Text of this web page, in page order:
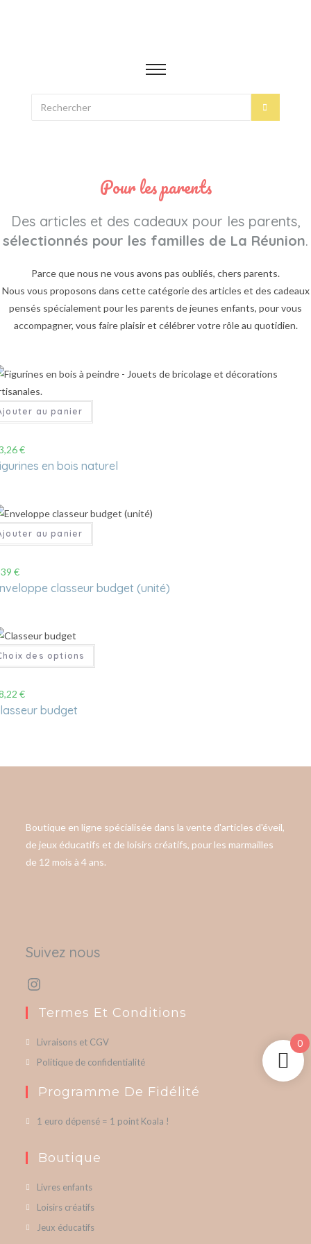
Pour les parents
Des articles et des cadeaux pour les parents,
sélectionnés pour les familles de La Réunion.
Parce que nous ne vous avons pas oubliés, chers parents.
Nous vous proposons dans cette catégorie des articles et des cadeaux
pensés spécialement pour les parents de jeunes enfants, pour vous
accompagner, vous faire plaisir et célébrer votre rôle au quotidien.
au panier
€
en bois naturel
au panier
€
classeur budget (unité)
des options
€
budget
Boutique en ligne spécialisée dans la vente d'articles d'éveil,
de jeux éducatifs et de loisirs créatifs, pour les marmailles
de 12 mois à 4 ans.
Suivez nous
Termes Et Conditions
Livraisons et CGV
Politique de confidentialité
Programme De Fidélité
1 euro dépensé = 1 point Koala !
Boutique
Livres enfants
Loisirs créatifs
Jeux éducatifs
0